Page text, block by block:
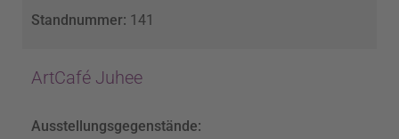
Standnummer: 141
ArtCafé Juhee
Ausstellungsgegenstände: